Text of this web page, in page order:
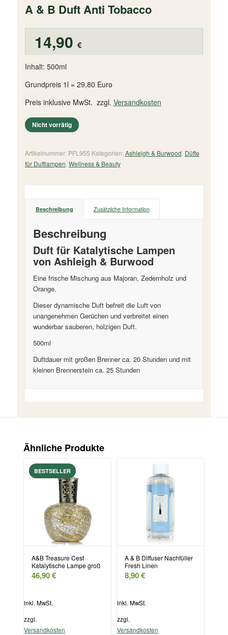
A & B Duft Anti Tobacco
14,90 €
Inhalt: 500ml
Grundpreis 1l = 29,80 Euro
Preis inklusive MwSt. zzgl. Versandkosten
Nicht vorrätig
Artikelnummer: PFL955 Kategorien:Ashleigh & Burwood Düfte
für Duftlampen Wellness & Beauty
Beschreibung Zusätzliche Information
Beschreibung
Duft für Katalytische Lampen
von Ashleigh & Burwood
Eine frische Mischung aus Majoran, Zedernholz und
Orange.
Dieser dynamische Duft befreit die Luft von
unangenehmen Gerüchen und verbreitet einen
wunderbar sauberen, holzigen Duft.
500ml
Duftdauer mit großen Brenner ca. 20 Stunden und mit
kleinen Brennerstein ca. 25 Stunden
Ähnliche Produkte
A&B Treasure Cest
Katalytische Lampe groß
46,90€
inkl. MwSt.
zzgl.
Versandkosten
A & B Diffuser Nachfüller
Fresh Linen
8,90€
inkl. MwSt.
zzgl.
Versandkosten